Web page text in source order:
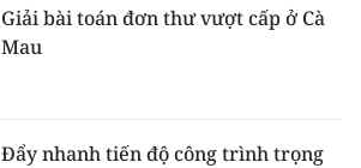
Giải bài toán đơn thư vượt cấp ở Cà
Mau
Đẩy nhanh tiến độ công trình trọng